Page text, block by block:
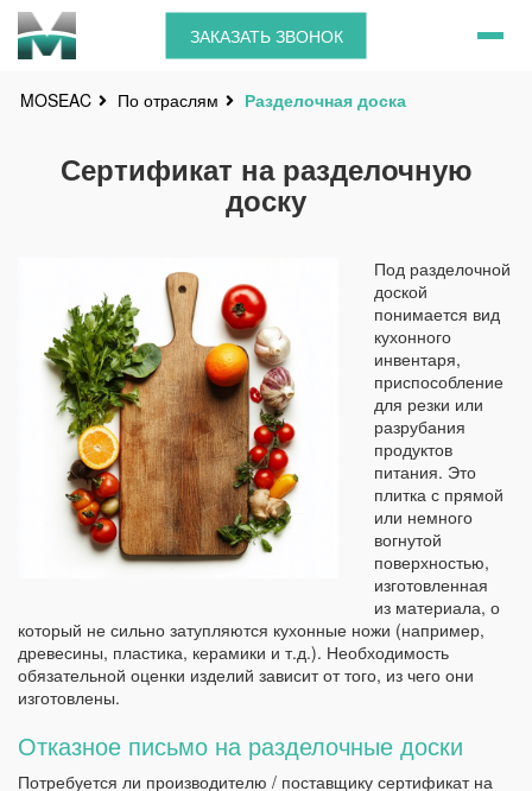
ЗАКАЗАТЬ ЗВОНОК
MOSEAC По отраслям Разделочная доска
Сертификат на разделочную
доску
Под разделочной
доской
понимается вид
кухонного
инвентаря,
приспособление
для резки или
разрубания
продуктов
питания. Это
плитка с прямой
или немного
вогнутой
поверхностью,
изготовленная
из материала, о
который не сильно затупляются кухонные ножи (например,
древесины, пластика, керамики и т.д.). Необходимость
обязательной оценки изделий зависит от того, из чего они
изготовлены.
Отказное письмо на разделочные доски
Потребуется ли производителю / поставщику сертификат на